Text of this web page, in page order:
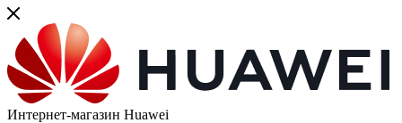
Интернет-магазин Huawei